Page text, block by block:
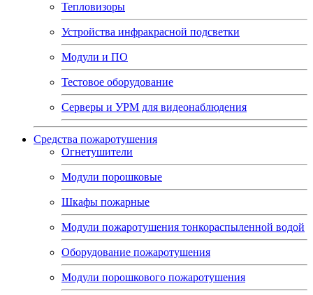
Тепловизоры
Устройства инфракрасной подсветки
Модули и ПО
Тестовое оборудование
Серверы и УРМ для видеонаблюдения
Средства пожаротушения
Огнетушители
Модули порошковые
Шкафы пожарные
Модули пожаротушения тонкораспыленной водой
Оборудование пожаротушения
Модули порошкового пожаротушения